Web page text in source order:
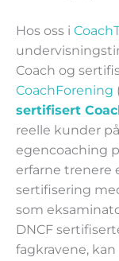
Hos oss i
Coach og
CoachForening
sertifisert
reelle kunder
egencoaching
erfarne trenere
sertifisering
som
DNCF
fagkravene,